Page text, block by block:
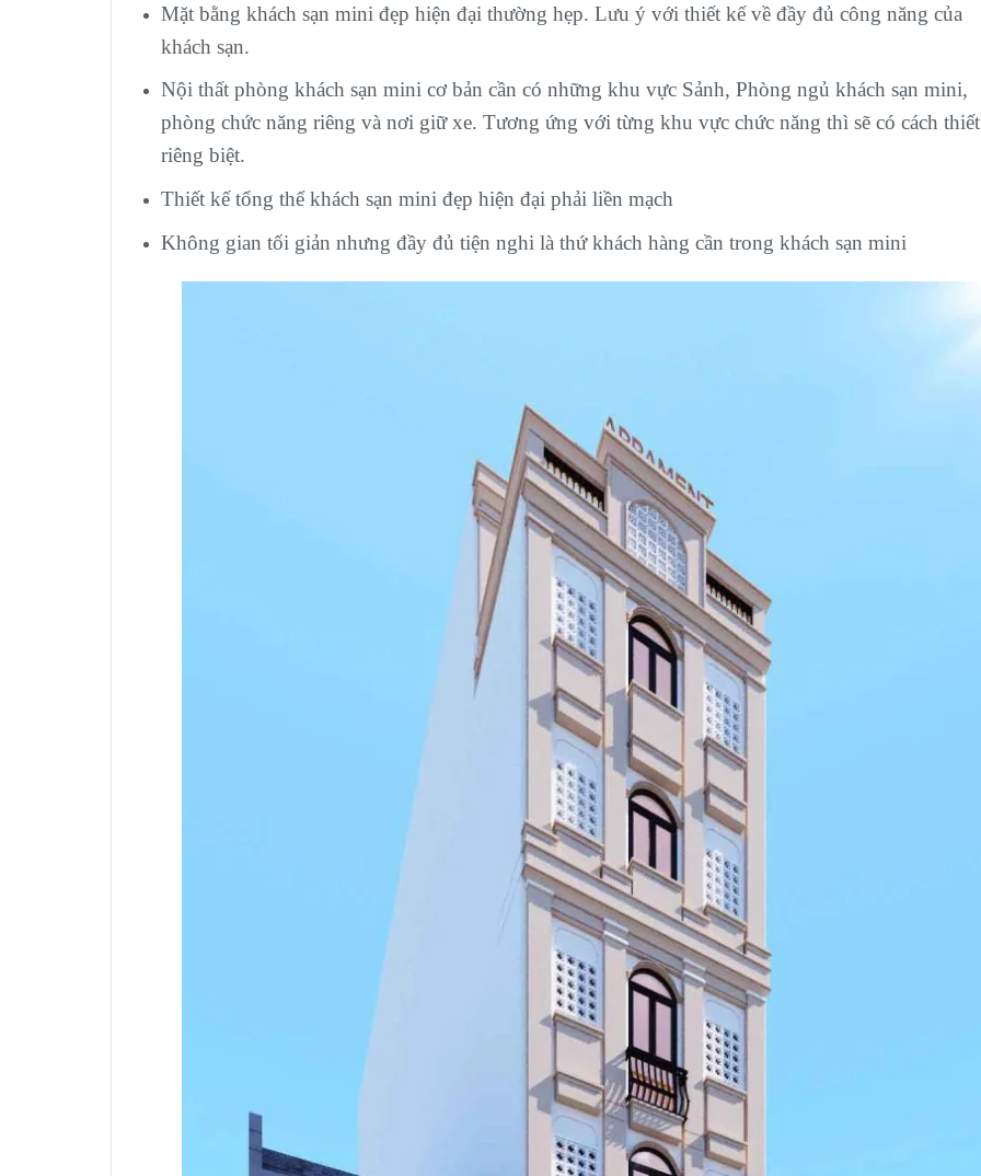
Mặt bằng khách sạn mini đẹp hiện đại thường hẹp. Lưu ý với thiết kế về đầy đủ công năng của
khách sạn.
Nội thất phòng khách sạn mini cơ bản cần có những khu vực Sảnh, Phòng ngủ khách sạn mini,
phòng chức năng riêng và nơi giữ xe. Tương ứng với từng khu vực chức năng thì sẽ có cách
riêng biệt.
Thiết kế tổng thể khách sạn mini đẹp hiện đại phải liền mạch
Không gian tối giản nhưng đầy đủ tiện nghi là thứ khách hàng cần trong khách sạn mini